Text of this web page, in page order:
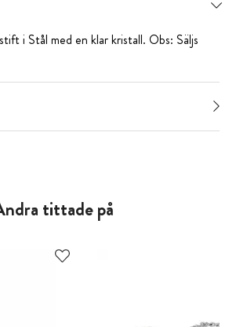
i Stål med en klar kristall. Obs: Säljs
tittade på